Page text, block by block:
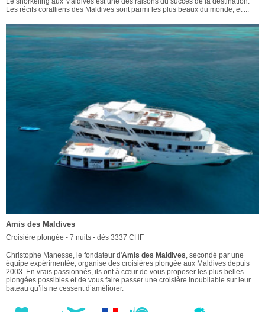
Les récifs coralliens des Maldives sont parmi les plus beaux du monde, et ...
Amis des Maldives
Croisière plongée - 7 nuits - dès 3337 CHF
Christophe Manesse, le fondateur d'Amis des Maldives, secondé par une
équipe expérimentée, organise des croisières plongée aux Maldives depuis
2003. En vrais passionnés, ils ont à cœur de vous proposer les plus belles
plongées possibles et de vous faire passer une croisière inoubliable sur leur
bateau qu’ils ne cessent d’améliorer.